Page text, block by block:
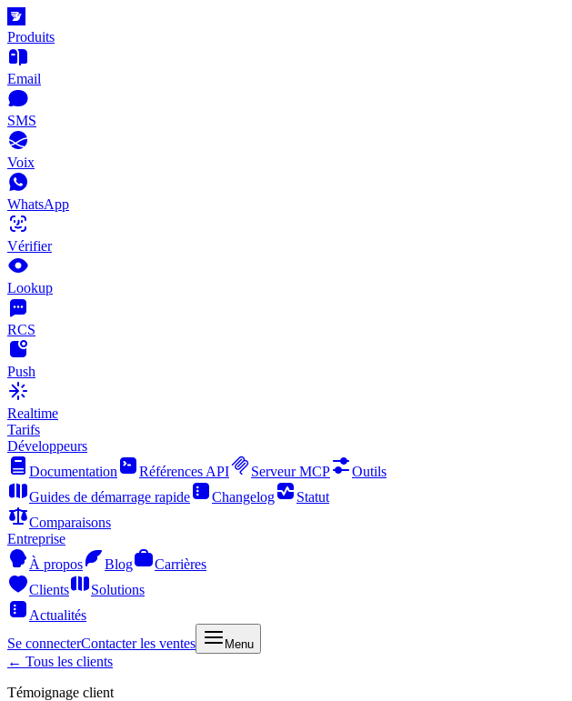
Produits
Email
SMS
Voix
WhatsApp
Vérifier
Lookup
RCS
Push
Realtime
Tarifs
Développeurs
Documentation
Références API Serveur MCP
Outils
Guides de démarrage rapide
Changelog
Statut
Comparaisons
Entreprise
À propos
Blog
Carrières
Clients
Solutions
Actualités
Se connecterContacter les ventes Menu
← Tous les clients
Témoignage client